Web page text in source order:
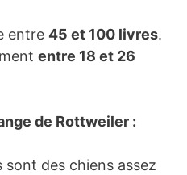
entre 45 et 100 livres.
entre 18 et 26
de Rottweiler :
sont des chiens assez